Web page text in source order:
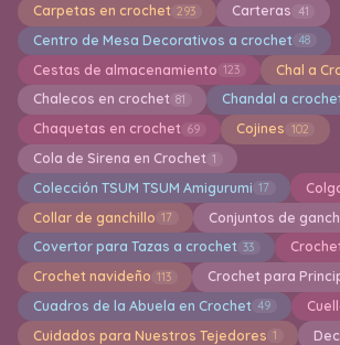
Carpetas en crochet 293 Carteras 41
Centro de Mesa Decorativos a crochet 48
Cestas de almacenamiento 123 Chal a
Chalecos en crochet 81 Chandal a
Chaquetas en crochet 69 Cojines 102
Cola de Sirena en Crochet 1
Colección TSUM TSUM Amigurumi 17
Collar de ganchillo 17 Conjuntos de
Covertor para Tazas a crochet 33
Crochet navideño 113 Crochet para
Cuadros de la Abuela en Crochet 49
Cuidados para Nuestros Tejedores 1